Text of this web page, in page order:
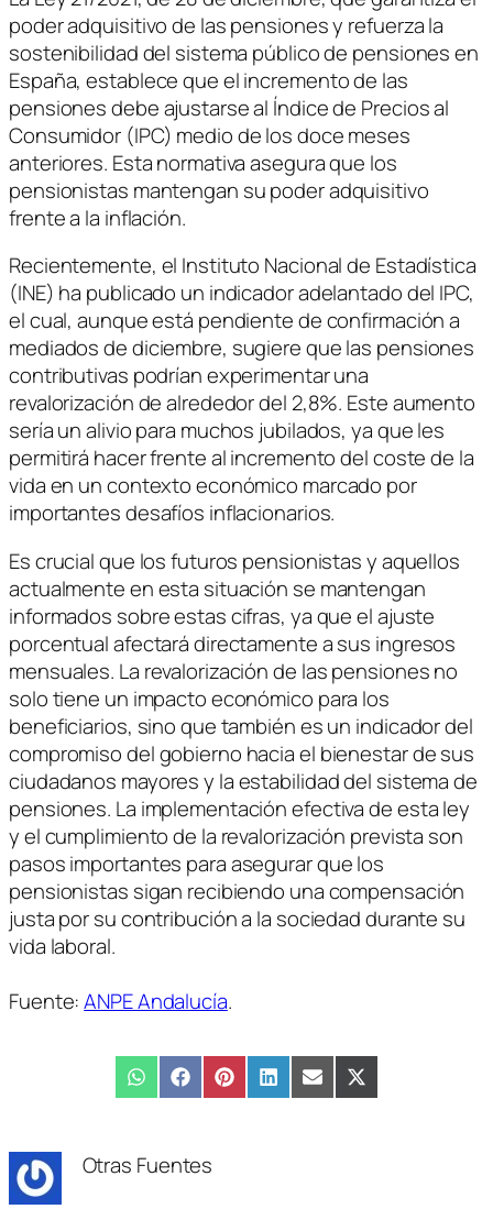
poder adquisitivo de las pensiones y refuerza la
sostenibilidad del sistema público de pensiones en
España, establece que el incremento de las
pensiones debe ajustarse al Índice de Precios al
Consumidor (IPC) medio de los doce meses
anteriores. Esta normativa asegura que los
pensionistas mantengan su poder adquisitivo
frente a la inflación.
Recientemente, el Instituto Nacional de Estadística
(INE) ha publicado un indicador adelantado del IPC,
el cual, aunque está pendiente de confirmación a
mediados de diciembre, sugiere que las pensiones
contributivas podrían experimentar una
revalorización de alrededor del 2,8%. Este aumento
sería un alivio para muchos jubilados, ya que les
permitirá hacer frente al incremento del coste de la
vida en un contexto económico marcado por
importantes desafíos inflacionarios.
Es crucial que los futuros pensionistas y aquellos
actualmente en esta situación se mantengan
informados sobre estas cifras, ya que el ajuste
porcentual afectará directamente a sus ingresos
mensuales. La revalorización de las pensiones no
solo tiene un impacto económico para los
beneficiarios, sino que también es un indicador del
compromiso del gobierno hacia el bienestar de sus
ciudadanos mayores y la estabilidad del sistema de
pensiones. La implementación efectiva de esta ley
y el cumplimiento de la revalorización prevista son
pasos importantes para asegurar que los
pensionistas sigan recibiendo una compensación
justa por su contribución a la sociedad durante su
vida laboral.
Fuente:ANPE Andalucía.
Compartir
en
WhatsAppCompartir
en
FacebookCompartir
en
PinterestCompartir
en
LinkedInCompartir
en
EmailCompartir
en
X
(Twitter)
Otras Fuentes